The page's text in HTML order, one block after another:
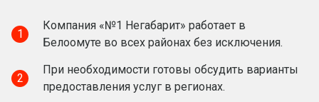
1
Компания «№1 Негабарит» работает в
Белоомуте во всех районах без исключения.
2
При необходимости готовы обсудить варианты
предоставления услуг в регионах.